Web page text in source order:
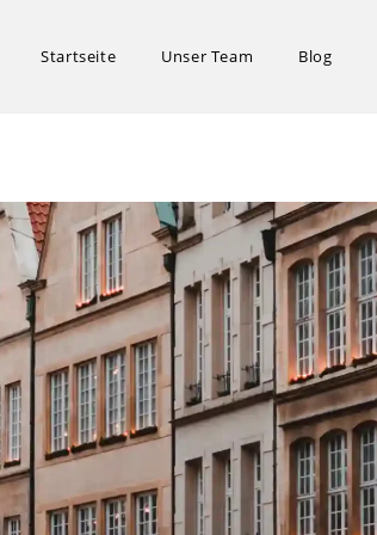
Startseite Unser Team Blog